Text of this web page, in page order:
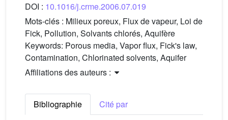
DOI : 10.1016/j.crme.2006.07.019
Mots-clés : Milieux poreux, Flux de vapeur, Loi de
Fick, Pollution, Solvants chlorés, Aquifère
Keywords: Porous media, Vapor flux, Fick's law,
Contamination, Chlorinated solvents, Aquifer
Affiliations des auteurs :
Bibliographie
Cité par